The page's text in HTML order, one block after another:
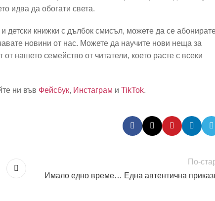
идва да обогати света.
детски книжки с дълбок смисъл, можете да се
новини от нас. Можете да научите нови неща за
нашето семейство от читатели, което расте с всеки
ни във Фейсбук, Инстаграм и TikTok.
По-
Имало едно време… Една автентична